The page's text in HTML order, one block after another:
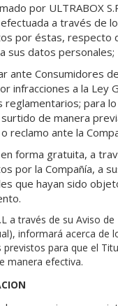
por ULTRABOX
a través de
por éstas, respecto
sus datos personales;
ante Consumidores
infracciones a la Ley
reglamentarios; para
de manera
reclamo ante la
forma gratuita, a
por la Compañía, a
que hayan sido
a través de su Aviso
informará acerca de
para que el
manera efectiva.